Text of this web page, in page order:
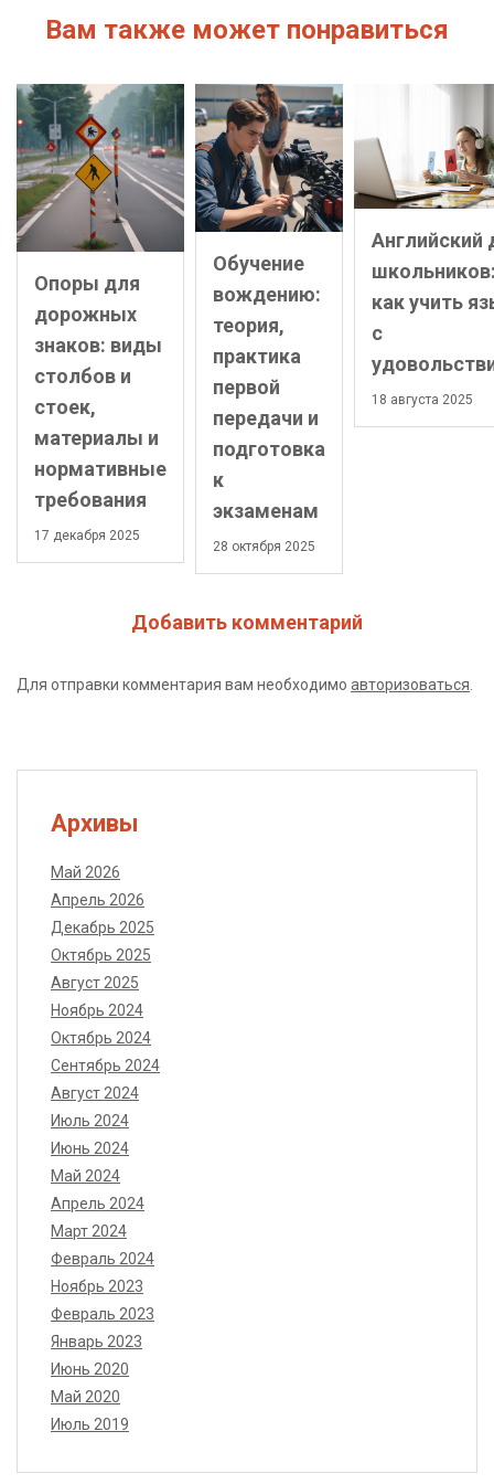
Вам также может понравиться
Опоры для
дорожных
знаков: виды
столбов и
стоек,
материалы и
нормативные
требования
17 декабря 2025
Обучение
вождению:
теория,
практика
первой
передачи и
подготовка
к
экзаменам
28 октября 2025
Английский
как учить
с
18 августа 2025
Добавить комментарий
Для отправки комментария вам необходимо авторизоваться
Архивы
Май 2026
Апрель 2026
Декабрь 2025
Октябрь 2025
Август 2025
Ноябрь 2024
Октябрь 2024
Сентябрь 2024
Август 2024
Июль 2024
Июнь 2024
Май 2024
Апрель 2024
Март 2024
Февраль 2024
Ноябрь 2023
Февраль 2023
Январь 2023
Июнь 2020
Май 2020
Июль 2019